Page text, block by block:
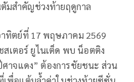
มสำคัญช่วงท้ายฤดูกาล
าทิตย์ที่ 17 พฤษภาคม 2569
สเตอร์ ยูไนเต็ด พบ น็อตติง
าจแดง” ต้องการชัยชนะ ส่วน